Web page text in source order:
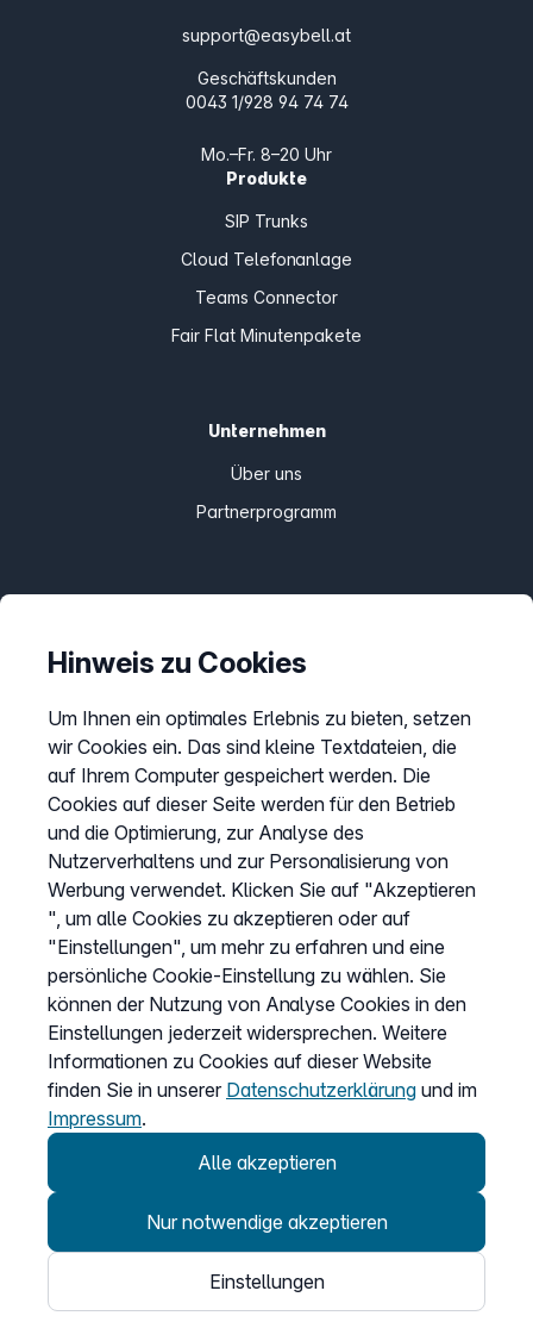
support@easybell.at
Geschäftskunden
0043 1/928 94 74 74
Mo.–Fr. 8–20 Uhr
Produkte
SIP Trunks
Cloud Telefonanlage
Teams Connector
Fair Flat Minutenpakete
Unternehmen
Über uns
Partnerprogramm
Preise
AGB
Datenschutz
Impressum
Cookies anpassen
Service
Hilfecenter
Wissen
Kündigung
my.easybell
Easybell - eine Marke der Dstny-Gruppe
Hinweis zu Cookies
Um Ihnen ein optimales Erlebnis zu bieten, setzen
wir Cookies ein. Das sind kleine Textdateien, die
auf Ihrem Computer gespeichert werden. Die
Cookies auf dieser Seite werden für den Betrieb
und die Optimierung, zur Analyse des
Nutzerverhaltens und zur Personalisierung von
Werbung verwendet. Klicken Sie auf "Akzeptieren
", um alle Cookies zu akzeptieren oder auf
"Einstellungen", um mehr zu erfahren und eine
persönliche Cookie-Einstellung zu wählen. Sie
können der Nutzung von Analyse Cookies in den
Einstellungen jederzeit widersprechen. Weitere
Informationen zu Cookies auf dieser Website
finden Sie in unserer Datenschutzerklärung und im
Impressum.
Alle akzeptieren
Nur notwendige akzeptieren
Einstellungen